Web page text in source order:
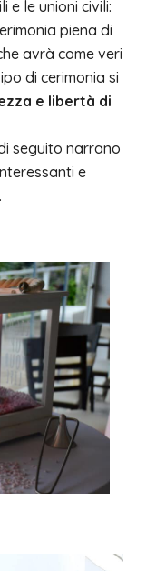
e le unioni civili:
piena di
avrà come veri
di cerimonia si
e libertà di
seguito narrano
e